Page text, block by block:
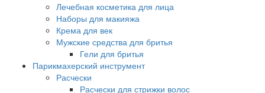
Лечебная косметика для лица
Наборы для макияжа
Крема для век
Мужские средства для бритья
Гели для бритья
Парикмахерский инструмент
Расчески
Расчески для стрижки волос